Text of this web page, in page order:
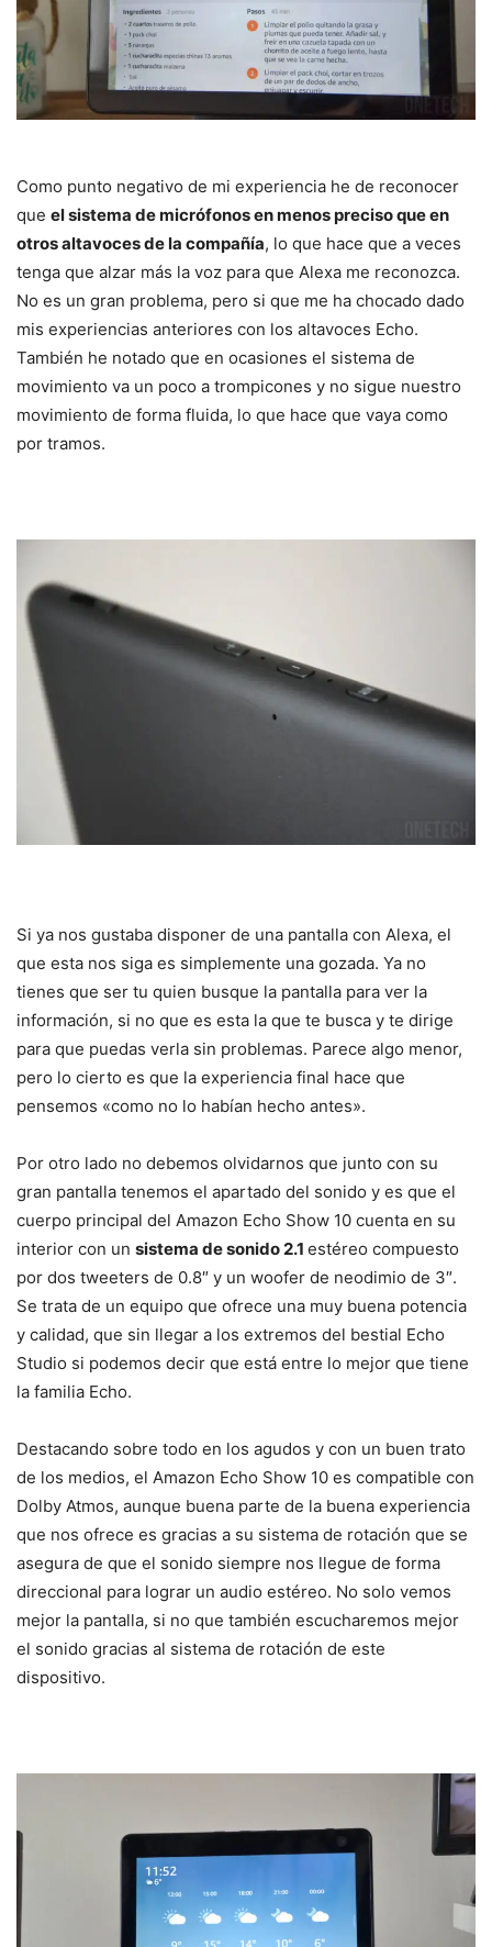
Como punto negativo de mi experiencia he de reconocer
que el sistema de micrófonos en menos preciso que en
otros altavoces de la compañía, lo que hace que a veces
tenga que alzar más la voz para que Alexa me reconozca.
No es un gran problema, pero si que me ha chocado dado
mis experiencias anteriores con los altavoces Echo.
También he notado que en ocasiones el sistema de
movimiento va un poco a trompicones y no sigue nuestro
movimiento de forma fluida, lo que hace que vaya como
por tramos.
Si ya nos gustaba disponer de una pantalla con Alexa, el
que esta nos siga es simplemente una gozada. Ya no
tienes que ser tu quien busque la pantalla para ver la
información, si no que es esta la que te busca y te dirige
para que puedas verla sin problemas. Parece algo menor,
pero lo cierto es que la experiencia final hace que
pensemos «como no lo habían hecho antes».
Por otro lado no debemos olvidarnos que junto con su
gran pantalla tenemos el apartado del sonido y es que el
cuerpo principal del Amazon Echo Show 10 cuenta en su
interior con un sistema de sonido 2.1 estéreo compuesto
por dos tweeters de 0.8″ y un woofer de neodimio de 3″.
Se trata de un equipo que ofrece una muy buena potencia
y calidad, que sin llegar a los extremos del bestial Echo
Studio si podemos decir que está entre lo mejor que tiene
la familia Echo.
Destacando sobre todo en los agudos y con un buen trato
de los medios, el Amazon Echo Show 10 es compatible con
Dolby Atmos, aunque buena parte de la buena experiencia
que nos ofrece es gracias a su sistema de rotación que se
asegura de que el sonido siempre nos llegue de forma
direccional para lograr un audio estéreo. No solo vemos
mejor la pantalla, si no que también escucharemos mejor
el sonido gracias al sistema de rotación de este
dispositivo.